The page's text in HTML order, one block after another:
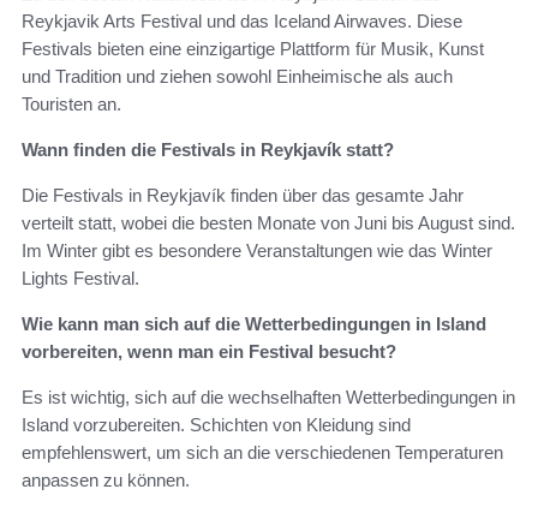
Reykjavik Arts Festival und das Iceland Airwaves. Diese
Festivals bieten eine einzigartige Plattform für Musik, Kunst
und Tradition und ziehen sowohl Einheimische als auch
Touristen an.
Wann finden die Festivals in Reykjavík statt?
Die Festivals in Reykjavík finden über das gesamte Jahr
verteilt statt, wobei die besten Monate von Juni bis August sind.
Im Winter gibt es besondere Veranstaltungen wie das Winter
Lights Festival.
Wie kann man sich auf die Wetterbedingungen in Island
vorbereiten, wenn man ein Festival besucht?
Es ist wichtig, sich auf die wechselhaften Wetterbedingungen in
Island vorzubereiten. Schichten von Kleidung sind
empfehlenswert, um sich an die verschiedenen Temperaturen
anpassen zu können.